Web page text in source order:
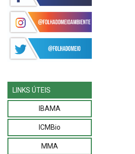
LINKS ÚTEIS
IBAMA
ICMBio
MMA